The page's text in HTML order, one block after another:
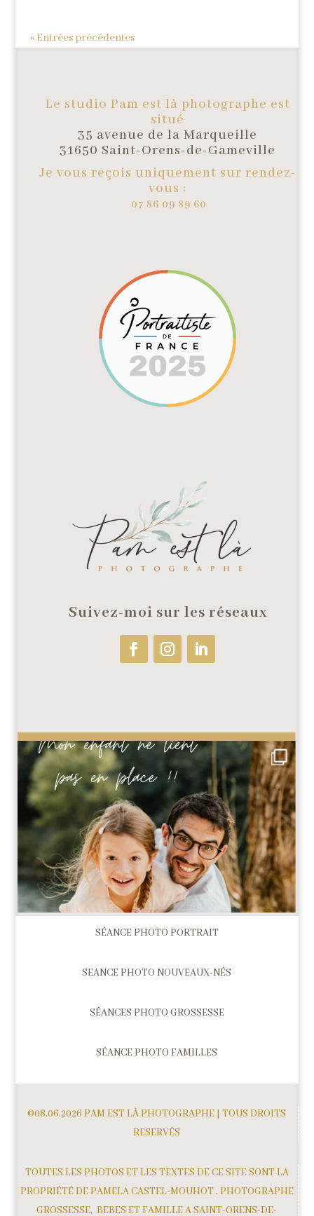
« Entrées précédentes
Le studio Pam est là photographe est
situé
35 avenue de la Marqueille
31650 Saint-Orens-de-Gameville
Je vous reçois uniquement sur rendez-
vous :
07 86 09 89 60
Suivez-moi sur les réseaux
SÉANCE PHOTO PORTRAIT
SEANCE PHOTO NOUVEAUX-NÉS
SÉANCES PHOTO GROSSESSE
SÉANCE PHOTO FAMILLES
©08.06.2026 PAM EST LÀ PHOTOGRAPHE | TOUS DROITS
RESERVÉS
TOUTES LES PHOTOS ET LES TEXTES DE CE SITE SONT LA
PROPRIÉTÉ DE PAMELA CASTEL-MOUHOT , PHOTOGRAPHE
GROSSESSE, BEBES ET FAMILLE A SAINT-ORENS-DE-